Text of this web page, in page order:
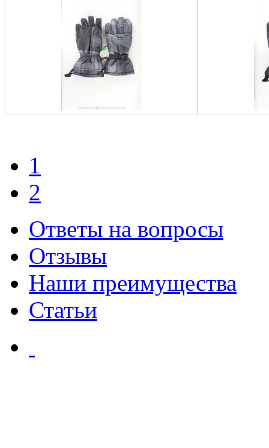
1
2
Ответы на вопросы
Отзывы
Наши преимущества
Статьи